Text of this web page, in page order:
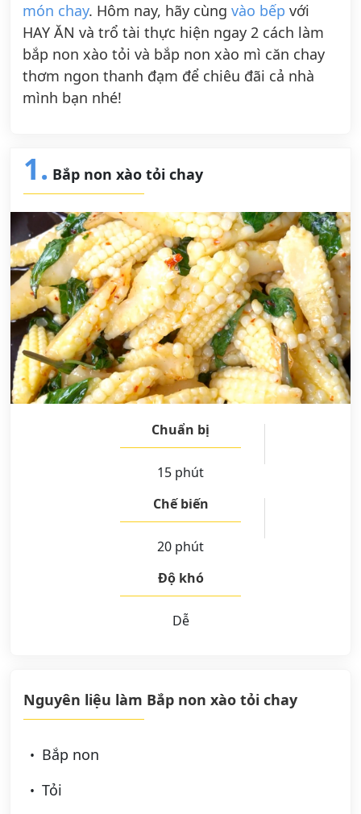
món chay. Hôm nay, hãy cùng vào bếp với
HAY ĂN và trổ tài thực hiện ngay 2 cách làm
bắp non xào tỏi và bắp non xào mì căn chay
thơm ngon thanh đạm để chiêu đãi cả nhà
mình bạn nhé!
1. Bắp non xào tỏi chay
Chuẩn bị
15 phút
Chế biến
20 phút
Độ khó
Dễ
Nguyên liệu làm Bắp non xào tỏi chay
Bắp non
Tỏi